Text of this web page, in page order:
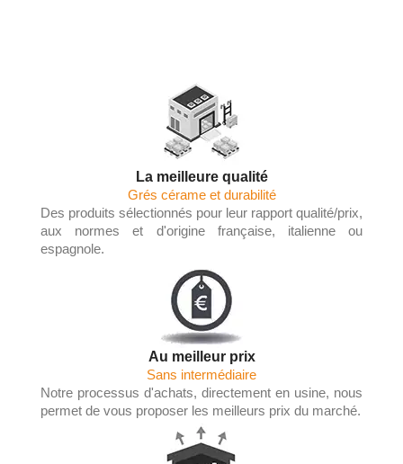
La meilleure qualité
Grés cérame et durabilité
Des produits sélectionnés pour leur rapport qualité/prix,
aux normes et d'origine française, italienne ou
espagnole.
Au meilleur prix
Sans intermédiaire
Notre processus d'achats, directement en usine, nous
permet de vous proposer les meilleurs prix du marché.